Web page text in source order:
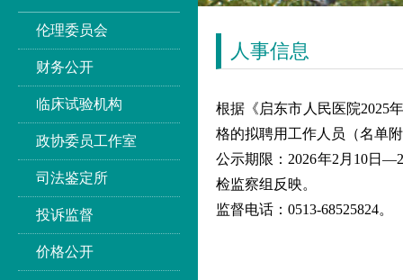
伦理委员会
财务公开
临床试验机构
政协委员工作室
司法鉴定所
投诉监督
价格公开
人事信息
根据《启东市人民医院2025
格的拟聘用工作人员（名单
公示期限：2026年2月10日
检监察组反映。
监督电话：0513-68525824。